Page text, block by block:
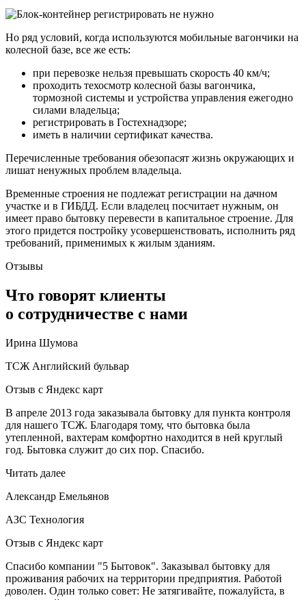
Но ряд условий, когда используются мобильные вагончики на
колесной базе, все же есть:
при перевозке нельзя превышать скорость 40 км/ч;
проходить техосмотр колесной базы вагончика,
тормозной системы и устройства управления ежегодно
силами владельца;
регистрировать в Гостехнадзоре;
иметь в наличии сертификат качества.
Перечисленные требования обезопасят жизнь окружающих и
лишат ненужных проблем владельца.
Временные строения не подлежат регистрации на дачном
участке и в ГИБДД. Если владелец посчитает нужным, он
имеет право бытовку перевести в капитальное строение. Для
этого придется постройку усовершенствовать, исполнить ряд
требований, применимых к жилым зданиям.
Отзывы
Что говорят клиенты
о сотрудничестве с нами
Ирина Шумова
ТСЖ Английский бульвар
Отзыв с Яндекс карт
В апреле 2013 года заказывала бытовку для пункта контроля
для нашего ТСЖ. Благодаря тому, что бытовка была
утепленной, вахтерам комфортно находится в ней круглый
год. Бытовка служит до сих пор. Спасибо.
Читать далее
Александр Емельянов
АЗС Технология
Отзыв с Яндекс карт
Спасибо компании "5 Бытовок". Заказывал бытовку для
проживания рабочих на территории предприятия. Работой
доволен. Один только совет: Не затягивайте, пожалуйста, в